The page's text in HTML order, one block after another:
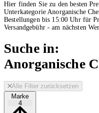
Hier finden Sie zu den besten
Unterkategorie Anorganische
Bestellungen bis 15:00 Uhr für
Versandgebühr - am nächsten
Suche in:
Anorganische
Alle Filter zurücksetzen
Marke
4